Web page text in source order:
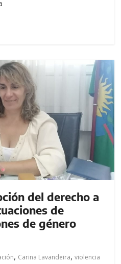
del derecho a
de
de género
, Carina Lavandeira,violencia